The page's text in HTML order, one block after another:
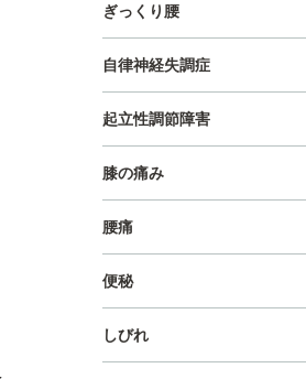
ぎっくり腰
自律神経失調症
起立性調節障害
膝の痛み
腰痛
便秘
しびれ